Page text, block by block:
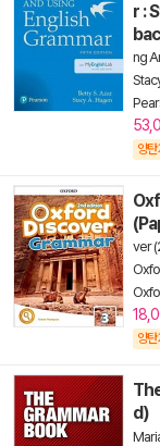
r :
ng
양
ver
양
d)